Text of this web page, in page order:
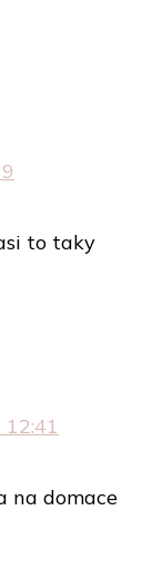
to taky
na domace